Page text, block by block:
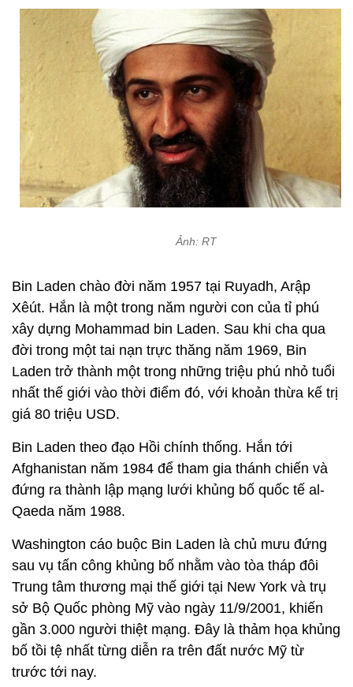
Ảnh: RT
Bin Laden chào đời năm 1957 tại Ruyadh, Arập
Xêút. Hắn là một trong năm người con của tỉ phú
xây dựng Mohammad bin Laden. Sau khi cha qua
đời trong một tai nạn trực thăng năm 1969, Bin
Laden trở thành một trong những triệu phú nhỏ tuổi
nhất thế giới vào thời điểm đó, với khoản thừa kế trị
giá 80 triệu USD.
Bin Laden theo đạo Hồi chính thống. Hắn tới
Afghanistan năm 1984 để tham gia thánh chiến và
đứng ra thành lập mạng lưới khủng bố quốc tế al-
Qaeda năm 1988.
Washington cáo buộc Bin Laden là chủ mưu đứng
sau vụ tấn công khủng bố nhằm vào tòa tháp đôi
Trung tâm thương mại thế giới tại New York và trụ
sở Bộ Quốc phòng Mỹ vào ngày 11/9/2001, khiến
gần 3.000 người thiệt mạng. Đây là thảm họa khủng
bố tồi tệ nhất từng diễn ra trên đất nước Mỹ từ
trước tới nay.